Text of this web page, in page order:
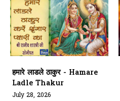
हमारे लाडले ठाकुर - Hamare
Ladle Thakur
July 28, 2026